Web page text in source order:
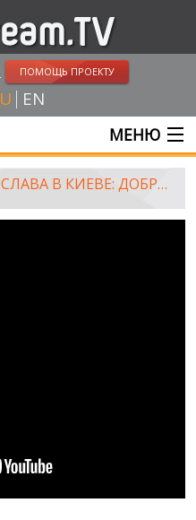
ПОМОЩЬ ПРОЕКТУ
EN
МЕНЮ
МАРШ СВЯТОСЛАВА В КИЕВЕ: ДОБРОВОЛЬЦЫ, ШИНЫ, РАДИКАЛЫ